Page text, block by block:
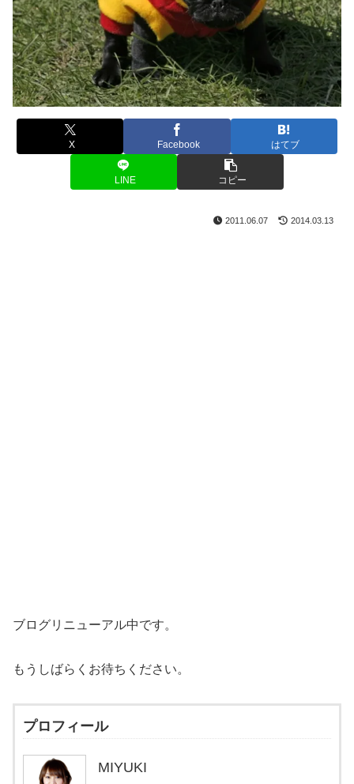
X Facebook はてブ
LINE コピー
2011.06.07 2014.03.13
ブログリニューアル中です。
もうしばらくお待ちください。
プロフィール
MIYUKI